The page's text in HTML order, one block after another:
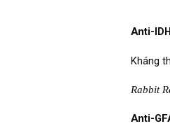
Anti-
Kháng
Rabbit
Anti-